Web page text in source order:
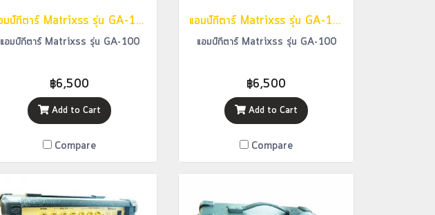
แอมป์กีตาร์ Matrixss รุ่น GA-100
แอมป์กีตาร์ Matrixss รุ่น GA-100
฿6,500
Add to Cart
Compare
แอมป์กีตาร์ Matrixss รุ่น GA-100
แอมป์กีตาร์ Matrixss รุ่น GA-100
฿6,500
Add to Cart
Compare